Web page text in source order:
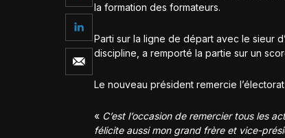
la formation des formateurs.
Parti sur la ligne de départ avec le sieur
discipline, a remporté la partie sur un
Le nouveau président remercie
« C’est l’occasion de remercier tous les
félicite aussi mon grand frère et vice-